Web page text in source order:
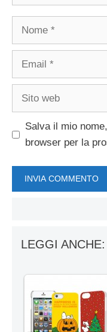
Nome
Email
Sito
Salva il mio
browser per la
LEGGI ANCHE: